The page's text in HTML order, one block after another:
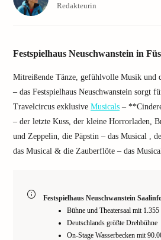
Festspielhaus Neuschwanstein in
Mitreißende Tänze, gefühlvolle Musik und
– das Festspielhaus Neuschwanstein sorgt
Travelcircus exklusive Musicals –
– der letzte Kuss, der kleine Horrorladen,
und Zeppelin, die Päpstin – das Musical ,
das Musical & die Zauberflöte – das
Festspielhaus Neuschwanstein
Bühne und Theatersaal mit 1.355
Deutschlands größte Drehbühne
On-Stage Wasserbecken mit
Redakteurin